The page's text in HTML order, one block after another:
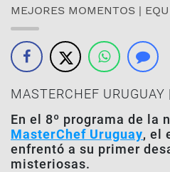
MEJORES MOMENTOS |
MASTERCHEF
En el 8º programa de la
MasterChef Uruguay, el
enfrentó a su primer
misteriosas.